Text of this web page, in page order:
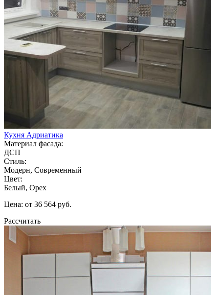
Кухня Адриатика
Материал фасада:
ДСП
Стиль:
Модерн, Современный
Цвет:
Белый, Орех
Цена: от 36 564 руб.
Рассчитать